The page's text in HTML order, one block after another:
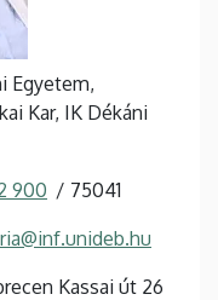
Egyetem,
Kar, IK Dékáni
900 75041
Kassai út 26